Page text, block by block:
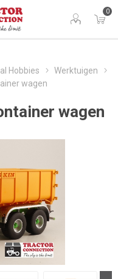
0
Hobbies
Werktuigen
wagen
wagen